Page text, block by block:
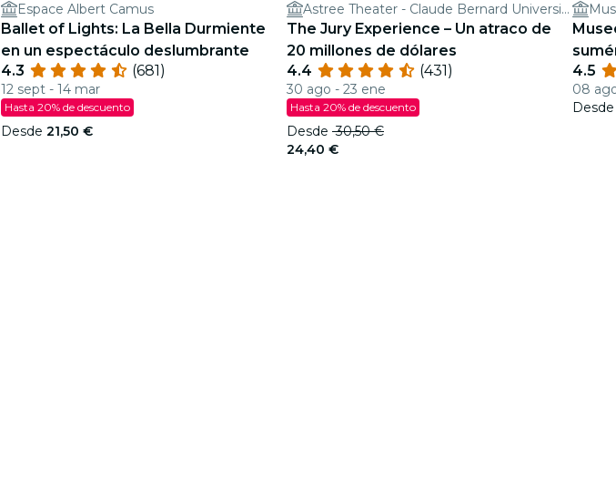
Espace Albert Camus
Ballet of Lights: La Bella Durmiente
en un espectáculo deslumbrante
4.3
(681)
12 sept - 14 mar
Hasta 20% de descuento
Desde 21,50 €
Astree Theater - Claude Bernard University Lyon 1
The Jury Experience – Un atraco de
20 millones de dólares
4.4
(431)
30 ago - 23 ene
Hasta 20% de descuento
Desde 30,50 €
24,40 €
los
4.5
08